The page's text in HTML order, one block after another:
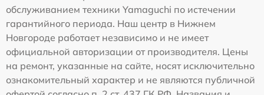
обслуживанием техники Yamaguchi по истечении
гарантийного периода. Наш центр в Нижнем
Новгороде работает независимо и не имеет
официальной авторизации от производителя. Цены
на ремонт, указанные на сайте, носят исключительно
ознакомительный характер и не являются публичной